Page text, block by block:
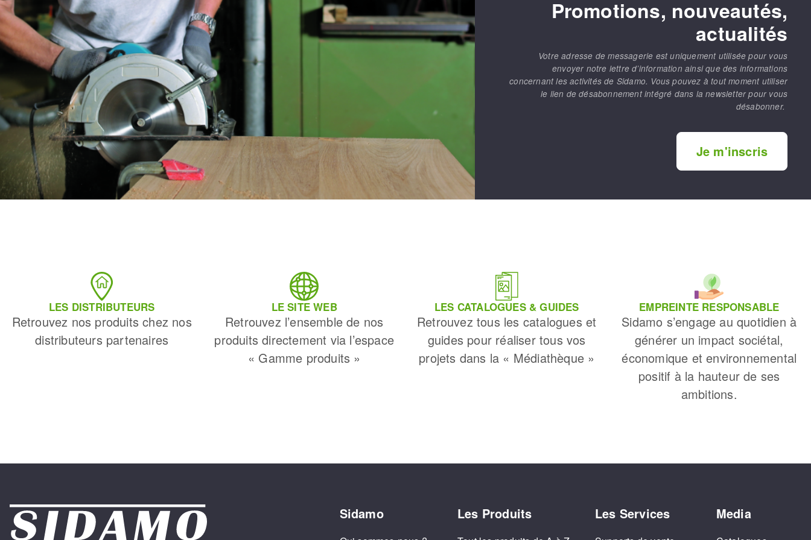
Promotions, nouveautés,
actualités
Votre adresse de messagerie est uniquement utilisée pour vous
envoyer notre lettre d’information ainsi que des informations
concernant les activités de Sidamo. Vous pouvez à tout moment utiliser
le lien de désabonnement intégré dans la newsletter pour vous
désabonner.
Je m'inscris
LES DISTRIBUTEURS
Retrouvez nos produits chez nos
distributeurs partenaires
LE SITE WEB
Retrouvez l’ensemble de nos
produits directement via l’espace
« Gamme produits »
LES CATALOGUES & GUIDES
Retrouvez tous les catalogues et
guides pour réaliser tous vos
projets dans la « Médiathèque »
EMPREINTE RESPONSABLE
Sidamo s’engage au quotidien à
générer un impact sociétal,
économique et environnemental
positif à la hauteur de ses
ambitions.
Sidamo Les Produits Les Services Media